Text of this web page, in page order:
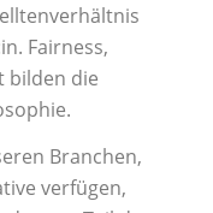
Fairness,
bilden die
Branchen,
verfügen,